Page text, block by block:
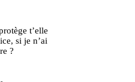
t’elle
si je n’ai
?